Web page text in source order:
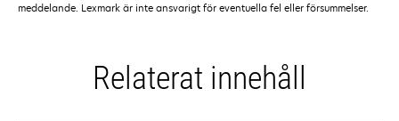
meddelande. Lexmark är inte ansvarigt för eventuella fel eller försummelser.
Relaterat innehåll